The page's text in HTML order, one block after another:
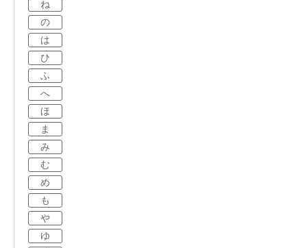
ね
の
は
ひ
ふ
へ
ほ
ま
み
む
め
も
や
ゆ